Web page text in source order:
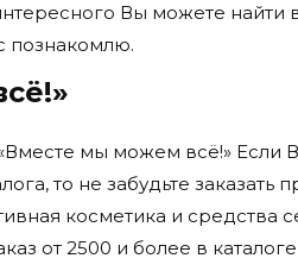
Вы можете найти
познакомлю.
мы можем всё!» Если
то не забудьте заказать
косметика и средства
от 2500 и более в каталоге